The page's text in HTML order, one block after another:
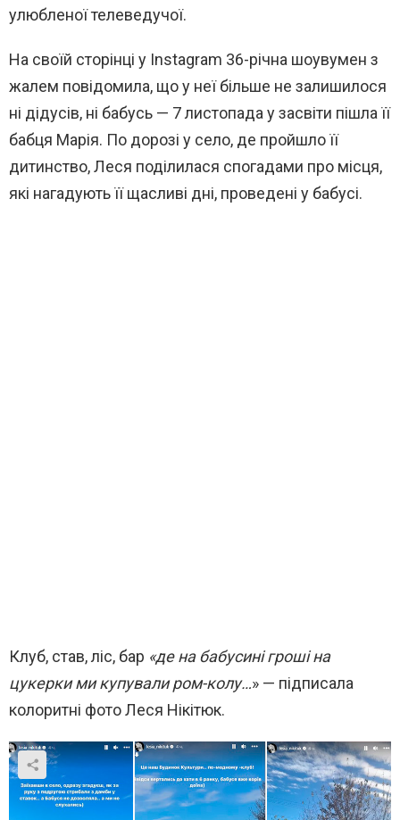
улюбленої телеведучої.
На своїй сторінці у Instagram 36-річна шоувумен з
жалем повідомила, що у неї більше не залишилося
ні дідусів, ні бабусь — 7 листопада у засвіти пішла її
бабця Марія. По дорозі у село, де пройшло її
дитинство, Леся поділилася спогадами про місця,
які нагадують її щасливі дні, проведені у бабусі.
Клуб, став, ліс, бар «де на бабусині гроші на
цукерки ми купували ром-колу…» — підписала
колоритні фото Леся Нікітюк.